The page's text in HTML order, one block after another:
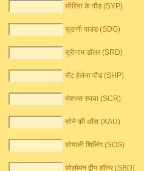
सीरिया के पौंड (SYP)
सूडानी पाउंड (SDG)
सूरीनाम डॉलर (SRD)
सेंट हेलेना पौंड (SHP)
सेशल्स रुपया (SCR)
सोने की औंस (XAU)
सोमाली शिलिंग (SOS)
सोलोमन द्वीप डॉलर (SBD)